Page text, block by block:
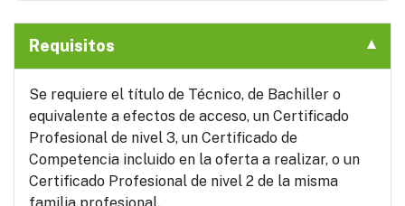
Requisitos
Se requiere el título de Técnico, de Bachiller o
equivalente a efectos de acceso, un Certificado
Profesional de nivel 3, un Certificado de
Competencia incluido en la oferta a realizar, o un
Certificado Profesional de nivel 2 de la misma